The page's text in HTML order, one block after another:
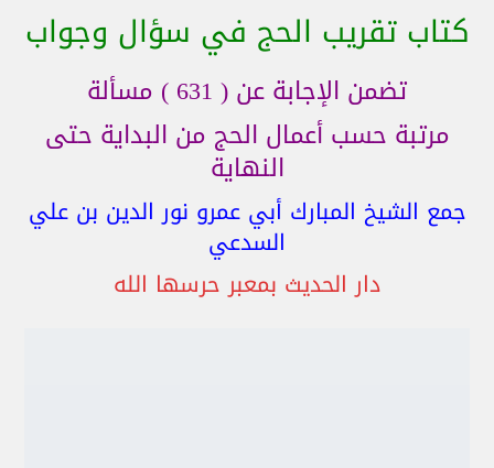
كتاب تقريب الحج في سؤال وجواب
تضمن الإجابة عن ( 631 ) مسألة
مرتبة حسب أعمال الحج من البداية حتى
النهاية
جمع الشيخ المبارك أبي عمرو نور الدين بن علي
السدعي
دار الحديث بمعبر حرسها الله